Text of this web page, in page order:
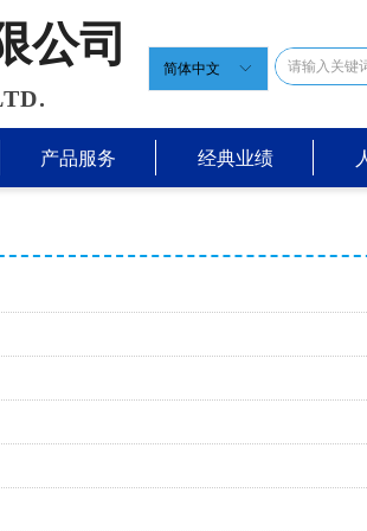
产品服务 经典业绩
公司 ꀅ
简体中文